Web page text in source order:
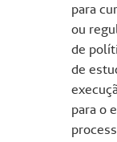
para
ou
de
de
para o